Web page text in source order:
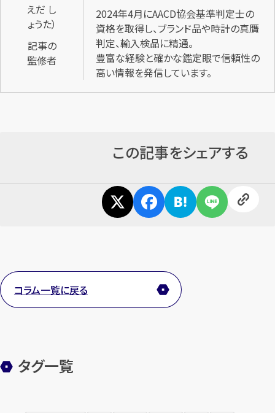
記事の
監修者
2024年4月にAACD協会基準判定士の
資格を取得し、ブランド品や時計の真贋
判定、輸入検品に精通。
豊富な経験と確かな鑑定眼で信頼性の
高い情報を発信しています。
この記事をシェアする
コラム一覧に戻る
タグ一覧